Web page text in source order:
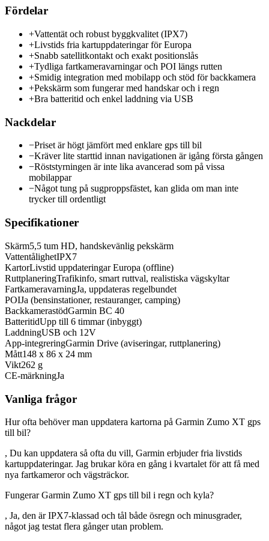
Fördelar
+Vattentät och robust byggkvalitet (IPX7)
+Livstids fria kartuppdateringar för Europa
+Snabb satellitkontakt och exakt positionslås
+Tydliga fartkameravarningar och POI längs rutten
+Smidig integration med mobilapp och stöd för backkamera
+Pekskärm som fungerar med handskar och i regn
+Bra batteritid och enkel laddning via USB
Nackdelar
−Priset är högt jämfört med enklare gps till bil
−Kräver lite starttid innan navigationen är igång första gången
−Röststyrningen är inte lika avancerad som på vissa
mobilappar
−Något tung på sugproppsfästet, kan glida om man inte
trycker till ordentligt
Specifikationer
Skärm5,5 tum HD, handskevänlig pekskärm
VattentålighetIPX7
KartorLivstid uppdateringar Europa (offline)
RuttplaneringTrafikinfo, smart ruttval, realistiska vägskyltar
FartkameravarningJa, uppdateras regelbundet
POIJa (bensinstationer, restauranger, camping)
BackkamerastödGarmin BC 40
BatteritidUpp till 6 timmar (inbyggt)
LaddningUSB och 12V
App-integreringGarmin Drive (aviseringar, ruttplanering)
Mått148 x 86 x 24 mm
Vikt262 g
CE-märkningJa
Vanliga frågor
Hur ofta behöver man uppdatera kartorna på Garmin Zumo XT gps
till bil?
, Du kan uppdatera så ofta du vill, Garmin erbjuder fria livstids
kartuppdateringar. Jag brukar köra en gång i kvartalet för att få med
nya fartkameror och vägsträckor.
Fungerar Garmin Zumo XT gps till bil i regn och kyla?
, Ja, den är IPX7-klassad och tål både ösregn och minusgrader,
något jag testat flera gånger utan problem.